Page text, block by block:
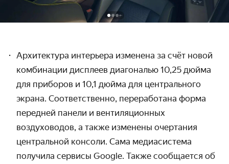
Архитектура интерьера изменена за счёт новой
комбинации дисплеев диагональю 10,25 дюйма
для приборов и 10,1 дюйма для центрального
экрана. Соответственно, переработана форма
передней панели и вентиляционных
воздуховодов, а также изменены очертания
центральной консоли. Сама медиасистема
получила сервисы Google. Также сообщается об